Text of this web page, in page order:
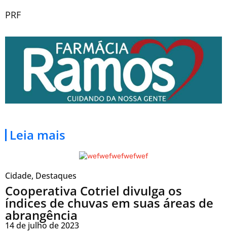
PRF
Leia mais
Cidade, Destaques
Cooperativa Cotriel divulga os
índices de chuvas em suas áreas de
abrangência
14 de julho de 2023